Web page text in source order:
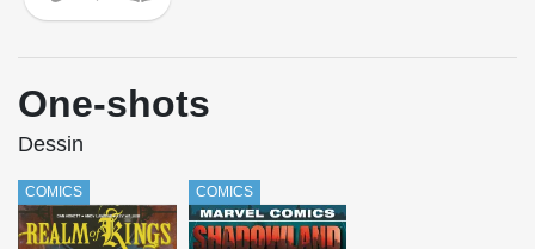
One-shots
Dessin
COMICS COMICS